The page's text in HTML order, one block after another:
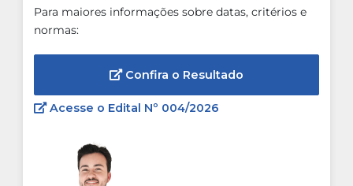
Para maiores informações sobre datas, critérios e
normas:
Confira o Resultado
Acesse o Edital Nº 004/2026